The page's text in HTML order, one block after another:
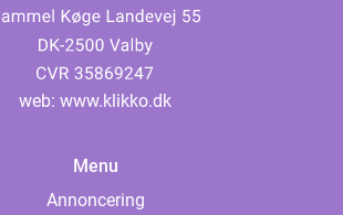
web: www.klikko.dk
Menu
Annoncering